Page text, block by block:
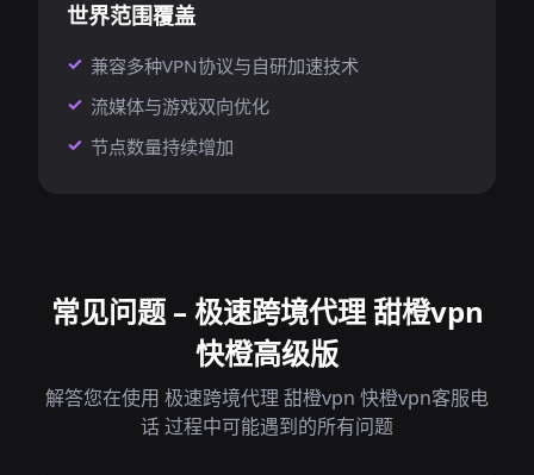
世界范围覆盖
兼容多种VPN协议与自研加速技术
流媒体与游戏双向优化
节点数量持续增加
常见问题 – 极速跨境代理 甜橙vpn
快橙高级版
解答您在使用 极速跨境代理 甜橙vpn 快橙vpn客服电
话 过程中可能遇到的所有问题